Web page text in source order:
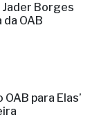
Jader Borges
OAB
para Elas’